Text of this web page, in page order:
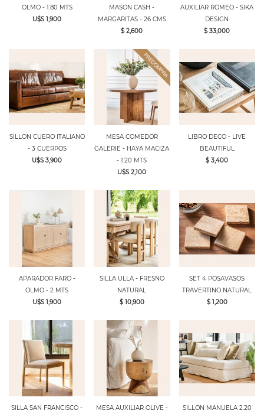
OLMO - 1.80 MTS
U$S 1,900
MASON CASH -
MARGARITAS - 26 CMS
$ 2,600
AUXILIAR ROMEO - SIKA
DESIGN
$ 33,000
SILLON CUERO ITALIANO
- 3 CUERPOS
U$S 3,900
MESA COMEDOR
GALERIE - HAYA MACIZA
- 1.20 MTS
U$S 2,100
LIBRO DECO - LIVE
BEAUTIFUL
$ 3,400
APARADOR FARO -
OLMO - 2 MTS
U$S 1,900
SILLA ULLA - FRESNO
NATURAL
$ 10,900
SET 4 POSAVASOS
TRAVERTINO NATURAL
$ 1,200
SILLA SAN FRANCISCO -
MESA AUXILIAR OLIVE -
SILLON MANUELA 2.20